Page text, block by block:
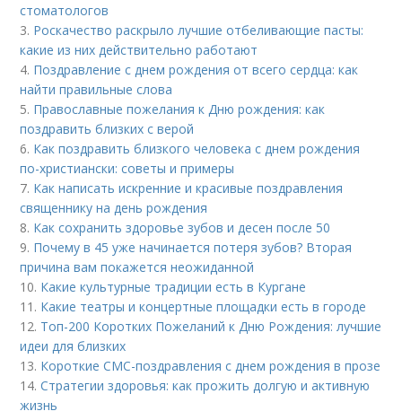
стоматологов
3. Роскачество раскрыло лучшие отбеливающие пасты:
какие из них действительно работают
4. Поздравление с днем рождения от всего сердца: как
найти правильные слова
5. Православные пожелания к Дню рождения: как
поздравить близких с верой
6. Как поздравить близкого человека с днем рождения
по-христиански: советы и примеры
7. Как написать искренние и красивые поздравления
священнику на день рождения
8. Как сохранить здоровье зубов и десен после 50
9. Почему в 45 уже начинается потеря зубов? Вторая
причина вам покажется неожиданной
10. Какие культурные традиции есть в Кургане
11. Какие театры и концертные площадки есть в городе
12. Топ-200 Коротких Пожеланий к Дню Рождения: лучшие
идеи для близких
13. Короткие СМС-поздравления с днем рождения в прозе
14.Стратегии здоровья: как прожить долгую и активную
жизнь